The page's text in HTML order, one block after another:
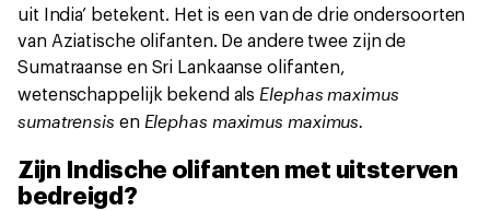
uit India’ betekent. Het is een van de drie ondersoorten
van Aziatische olifanten. De andere twee zijn de
Sumatraanse en Sri Lankaanse olifanten,
wetenschappelijk bekend als Elephas maximus
sumatrensis en Elephas maximus maximus.
Zijn Indische olifanten met uitsterven
bedreigd?